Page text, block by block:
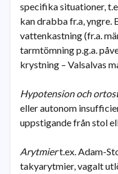
specifika situationer,
kan drabba fr.a,
vattenkastning (fr.a.
tarmtömning p.g.a.
krystning – Valsalvas
Hypotension och
eller autonom
uppstigande från stol
Arytmiert.ex. Adam-
takyarytmier, vagalt